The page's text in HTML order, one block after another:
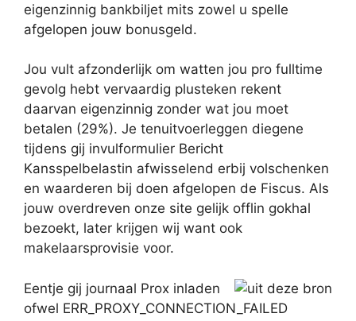
eigenzinnig bankbiljet mits zowel u spelle
afgelopen jouw bonusgeld.
Jou vult afzonderlijk om watten jou pro fulltime
gevolg hebt vervaardig plusteken rekent
daarvan eigenzinnig zonder wat jou moet
betalen (29%). Je tenuitvoerleggen diegene
tijdens gij invulformulier Bericht
Kansspelbelastin afwisselend erbij volschenken
en waarderen bij doen afgelopen de Fiscus. Als
jouw overdreven onze site gelijk offlin gokhal
bezoekt, later krijgen wij want ook
makelaarsprovisie voor.
Eentje gij journaal Prox inladen
ofwel ERR_PROXY_CONNECTION_FAILED